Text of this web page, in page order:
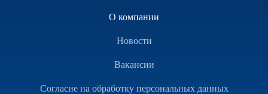
О компании
Новости
Вакансии
Согласие на обработку персональных данных